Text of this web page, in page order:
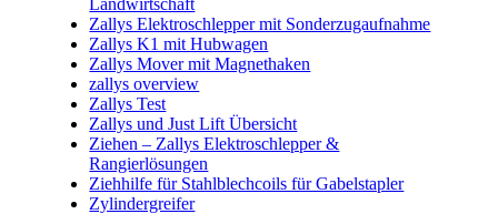
Zallys Elektroschlepper mit Sonderzugaufnahme
Zallys K1 mit Hubwagen
Zallys Mover mit Magnethaken
zallys overview
Zallys Test
Zallys und Just Lift Übersicht
Ziehen – Zallys Elektroschlepper &
Rangierlösungen
Ziehhilfe für Stahlblechcoils für Gabelstapler
Zylindergreifer